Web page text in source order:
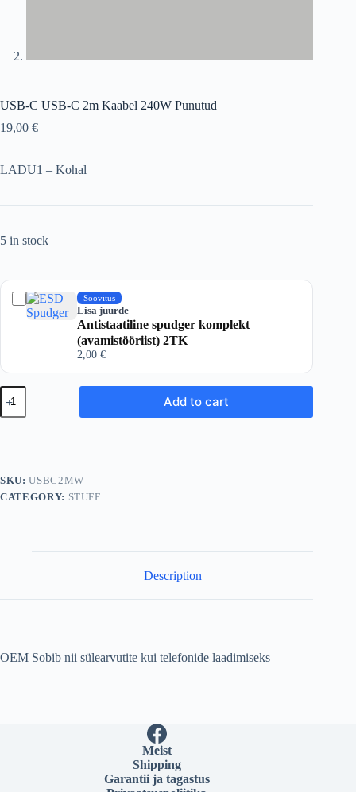
USB-C USB-C 2m Kaabel 240W Punutud
19,00 €
LADU1 – Kohal
5 in stock
Soovitus
Lisa juurde
Antistaatiline spudger komplekt
(avamistööriist) 2TK
2,00 €
USB-
C
USB-
2m
Punutud
quantity
Add to cart
SKU:USBC2MW
CATEGORY: STUFF
Description
OEM Sobib nii sülearvutite kui telefonide laadimiseks
Meist
Shipping
Garantii ja tagastus